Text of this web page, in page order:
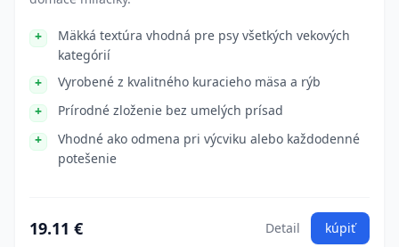
Mäkká textúra vhodná pre psy všetkých vekových
kategórií
Vyrobené z kvalitného kuracieho mäsa a rýb
Prírodné zloženie bez umelých prísad
Vhodné ako odmena pri výcviku alebo každodenné
potešenie
19.11 € Detail kúpiť